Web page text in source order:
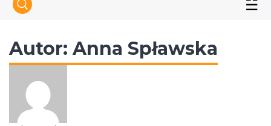
☱
Autor: Anna Spławska